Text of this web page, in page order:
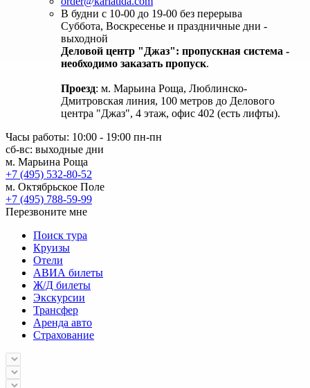
В будни с 10-00 до 19-00 без перерыва
Суббота, Воскресенье и праздничные дни -
выходной
Деловой центр "Джаз": пропускная система -
необходимо заказать пропуск.
Проезд: м. Марьина Роща, Люблинско-
Дмитровская линия, 100 метров до Делового
центра "Джаз", 4 этаж, офис 402 (есть лифты).
Часы работы: 10:00 - 19:00 пн-пн
сб-вс: выходные дни
м. Марьина Роща
+7 (495) 532-80-52
м. Октябрьское Поле
+7 (495) 788-59-99
Перезвоните мне
Поиск тура
Круизы
Отели
АВИА билеты
Ж/Д билеты
Экскурсии
Трансфер
Аренда авто
Страхование